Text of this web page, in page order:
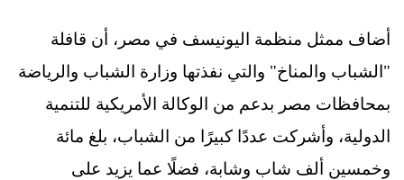
أضاف ممثل منظمة اليونيسف في مصر، أن قافلة
"الشباب والمناخ" والتي نفذتها وزارة الشباب والرياضة
بمحافظات مصر بدعم من الوكالة الأمريكية للتنمية
الدولية، وأشركت عددًا كبيرًا من الشباب، بلغ مائة
وخمسين ألف شاب وشابة، فضلًا عما يزيد على